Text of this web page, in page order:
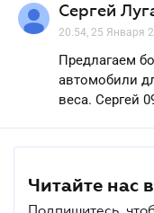
Сергей
20.54, 25 Января
Предлагаем
автомобили
веса. Сергей
Читайте нас
Подпишитесь,